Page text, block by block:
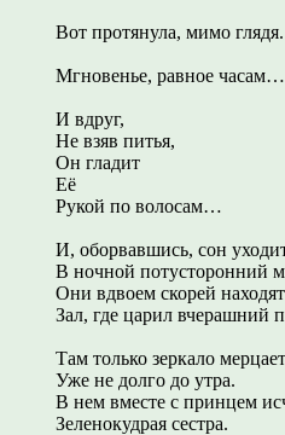
Вот протянула, мимо глядя.
Мгновенье, равное часам…
И вдруг,
Не взяв питья,
Он гладит
Её
Рукой по волосам…
И, оборвавшись, сон
В ночной потусторонний
Они вдвоем скорей находят
Зал, где царил вчерашний
Там только зеркало
Уже не долго до утра.
В нем вместе с принцем
Зеленокудрая сестра.